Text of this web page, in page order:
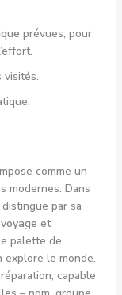
prévues, pour
visités.
comme un
modernes. Dans
par sa
et
palette de
explore le monde.
capable